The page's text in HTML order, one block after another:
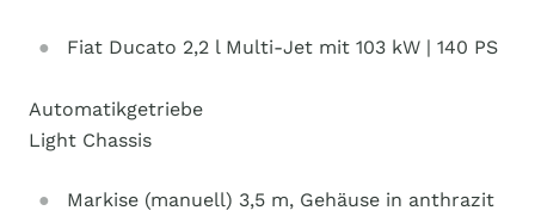
Fiat Ducato 2,2 l Multi-Jet mit 103 kW | 140 PS
Automatikgetriebe
Light Chassis
Markise (manuell) 3,5 m, Gehäuse in anthrazit